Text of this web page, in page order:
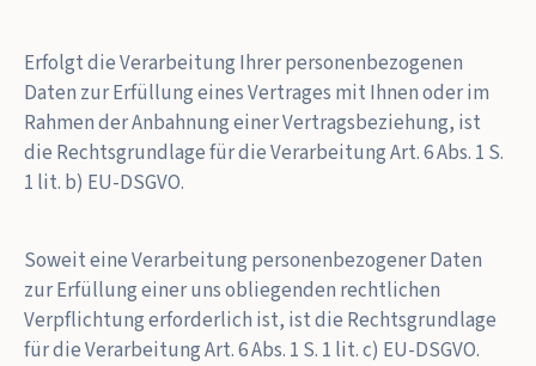
Erfolgt die Verarbeitung Ihrer personenbezogenen
Daten zur Erfüllung eines Vertrages mit Ihnen oder im
Rahmen der Anbahnung einer Vertragsbeziehung, ist
die Rechtsgrundlage für die Verarbeitung Art. 6 Abs. 1 S.
1 lit. b) EU-DSGVO.
Soweit eine Verarbeitung personenbezogener Daten
zur Erfüllung einer uns obliegenden rechtlichen
Verpflichtung erforderlich ist, ist die Rechtsgrundlage
für die Verarbeitung Art. 6 Abs. 1 S. 1 lit. c) EU-DSGVO.